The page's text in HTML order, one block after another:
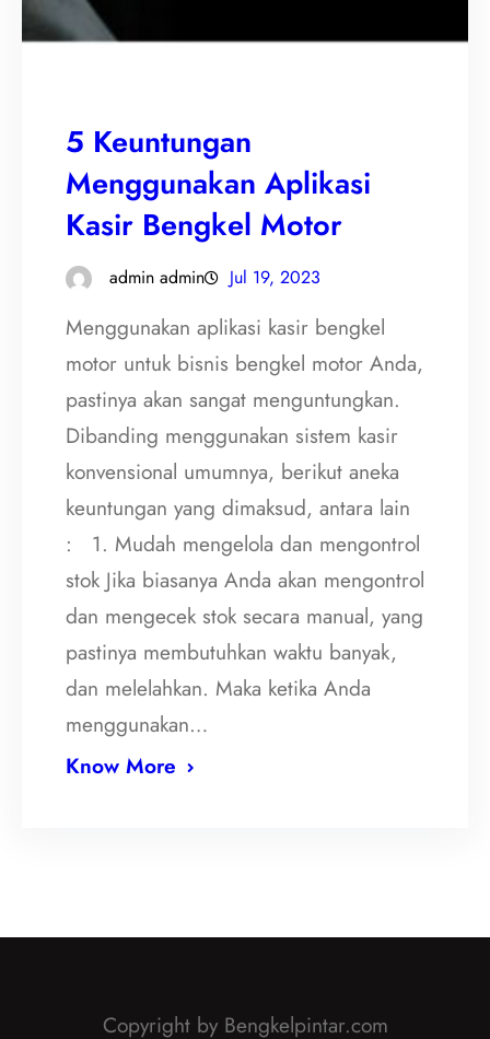
5 Keuntungan
Menggunakan Aplikasi
Kasir Bengkel Motor
admin admin Jul 19, 2023
Menggunakan aplikasi kasir bengkel
motor untuk bisnis bengkel motor Anda,
pastinya akan sangat menguntungkan.
Dibanding menggunakan sistem kasir
konvensional umumnya, berikut aneka
keuntungan yang dimaksud, antara lain
: 1. Mudah mengelola dan mengontrol
stok Jika biasanya Anda akan mengontrol
dan mengecek stok secara manual, yang
pastinya membutuhkan waktu banyak,
dan melelahkan. Maka ketika Anda
menggunakan…
Know More
Copyright by Bengkelpintar.com